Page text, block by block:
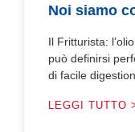
Noi siamo
Il Fritturista:
può definirsi
di facile
LEGGI TUTTO